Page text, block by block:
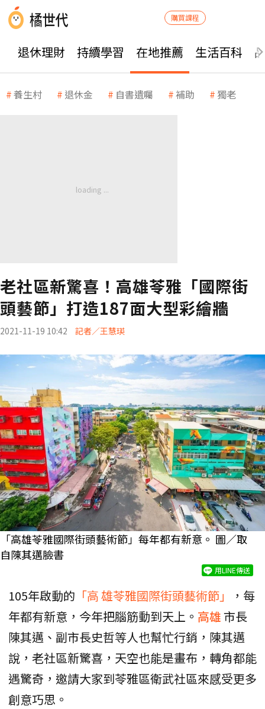
購買課程
退休理財 持續學習 在地推薦 生活百科
養生村 退休金 自書遺囑 補助 獨老
老社區新驚喜！高雄苓雅「國際街
頭藝節」打造187面大型彩繪牆
2021-11-19 10:42 記者／王慧瑛
「高雄苓雅國際街頭藝術節」每年都有新意。 圖／取
自陳其邁臉書
用LINE傳送
105年啟動的 「高 雄苓雅國際街頭藝術節」
，每
年都有新意，今年把腦筋動到天上。 高雄市長
陳其邁、副市長史哲等人也幫忙行銷，陳其邁
說，老社區新驚喜，天空也能是畫布，轉角都能
遇驚奇，邀請大家到苓雅區衛武社區來感受更多
創意巧思。